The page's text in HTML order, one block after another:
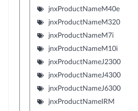
jnxProductNameM40e
jnxProductNameM320
jnxProductNameM7i
jnxProductNameM10i
jnxProductNameJ2300
jnxProductNameJ4300
jnxProductNameJ6300
jnxProductNameIRM